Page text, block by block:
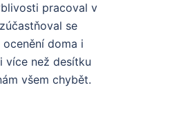
pracoval v
se
doma i
více než desítku
všem chybět.